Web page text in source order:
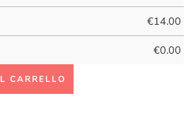
€14.00
€0.00
CARRELLO